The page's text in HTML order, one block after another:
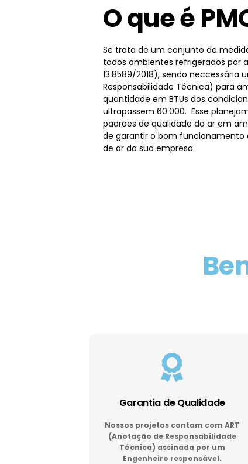
O que é
Se trata de um conjunto de
todos ambientes refrigerados por
13.8589/2018), sendo neccessária
Responsabilidade Técnica) para
quantidade em BTUs dos
ultrapassem 60.000. Esse
padrões de qualidade do ar em
de garantir o bom funcionamento
de ar da sua empresa.
Garantia de Qualidade
Nossos projetos contam com ART
(Anotação de Responsabilidade
Técnica) assinada por um
Engenheiro responsável.